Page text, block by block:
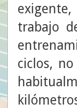
exigente,
trabajo
ciclos,